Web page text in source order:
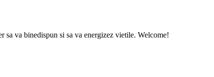
sa va binedispun si sa va energizez vietile. Welcome!